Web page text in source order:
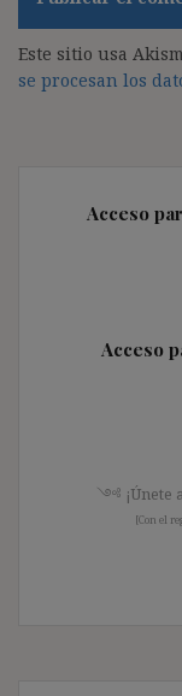
Este sitio usa
se procesan los
Acceso
Acceso
༺ ¡Únete
[Con el